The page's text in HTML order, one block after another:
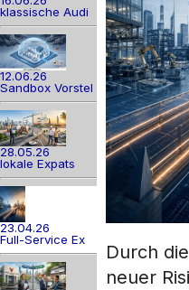
klassische Audi
12.06.26
Sandbox Vorstel
28.05.26
lokale Expats
23.04.26
Full-Service Ex
Durch
neuer